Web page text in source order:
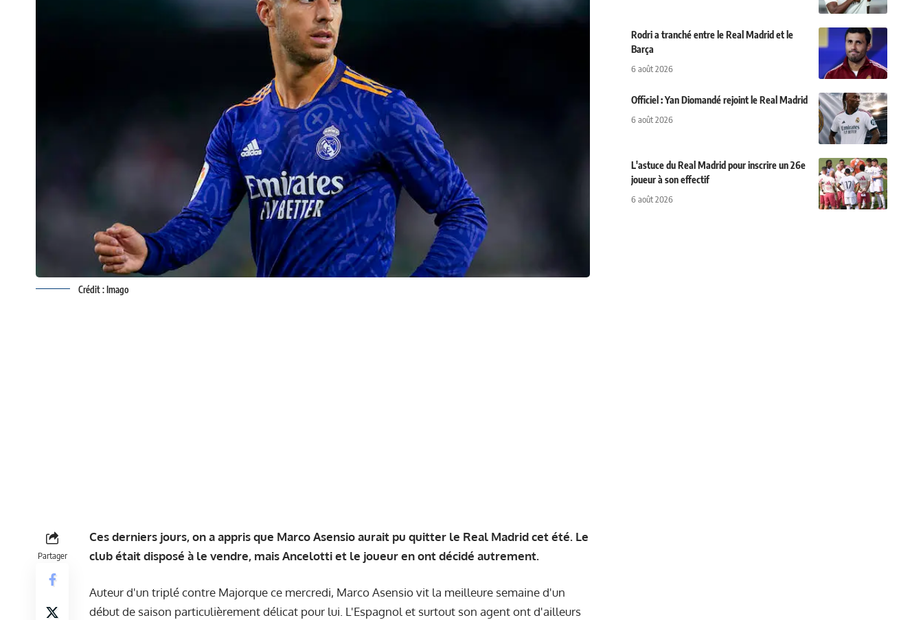
Crédit : Imago
Partager
Ces derniers jours, on a appris que Marco Asensio aurait pu quitter le Real Madrid cet été. Le
club était disposé à le vendre, mais Ancelotti et le joueur en ont décidé autrement.
Auteur d'un triplé contre Majorque ce mercredi, Marco Asensio vit la meilleure semaine d'un
début de saison particulièrement délicat pour lui. L'Espagnol et surtout son agent ont d'ailleurs
Rodri a tranché entre le Real Madrid et le
Barça
6 août 2026
Officiel : Yan Diomandé rejoint le Real Madrid
6 août 2026
L'astuce du Real Madrid pour inscrire un 26e
joueur à son effectif
6 août 2026